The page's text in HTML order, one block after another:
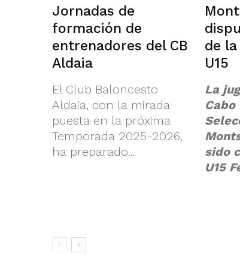
Jornadas de
formación de
entrenadores del CB
Aldaia
El Club Baloncesto
Aldaia, con la mirada
puesta en la próxima
Temporada 2025-2026,
ha preparado...
de
U15
La
sido
U15